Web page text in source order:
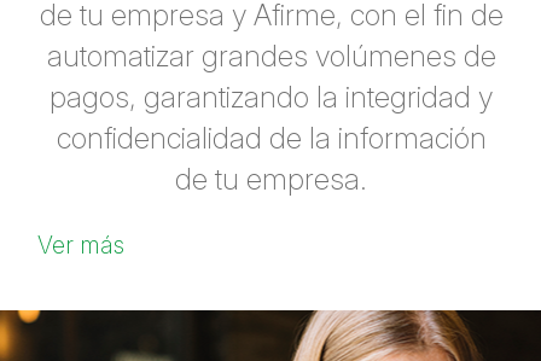
de tu empresa y Afirme, con el fin de
automatizar grandes volúmenes de
pagos, garantizando la integridad y
confidencialidad de la información
de tu empresa.
Ver más